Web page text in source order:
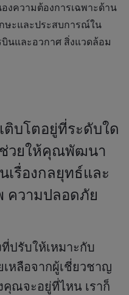
งความต้องการเฉพาะด้าน
ะและประสบการณ์ใน
นและอวกาศ สิ่งแวดล้อม
บโตอยู่ที่ระดับใด
วยให้คุณพัฒนา
เรื่องกลยุทธ์และ
ความปลอดภัย
ปรับให้เหมาะกับ
หลือจากผู้เชี่ยวชาญ
คุณจะอยู่ที่ไหน เราก็